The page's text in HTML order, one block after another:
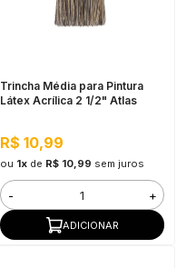
Trincha Média para Pintura
Látex Acrílica 2 1/2" Atlas
R$ 10,99
ou 1xde R$ 10,99 sem juros
- +
ADICIONAR